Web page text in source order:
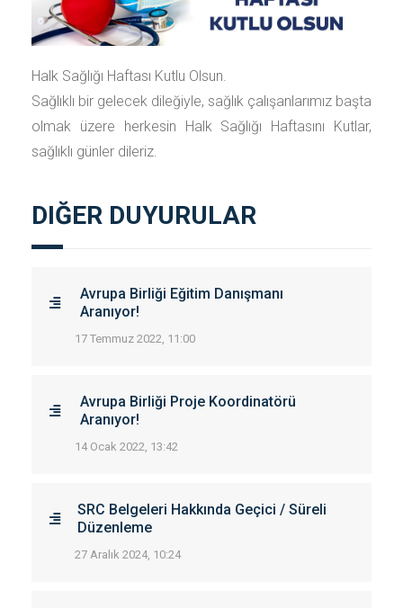
Halk Sağlığı Haftası Kutlu Olsun.
Sağlıklı bir gelecek dileğiyle, sağlık çalışanlarımız başta
olmak üzere herkesin Halk Sağlığı Haftasını Kutlar,
sağlıklı günler dileriz.
DIĞER DUYURULAR
Avrupa Birliği Eğitim Danışmanı
Aranıyor!
17 Temmuz 2022, 11:00
Avrupa Birliği Proje Koordinatörü
Aranıyor!
14 Ocak 2022, 13:42
SRC Belgeleri Hakkında Geçici / Süreli
Düzenleme
27 Aralık 2024, 10:24